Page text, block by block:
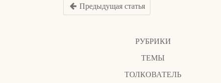
Предыдущая статья
РУБРИКИ
ТЕМЫ
ТОЛКОВАТЕЛЬ